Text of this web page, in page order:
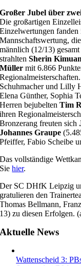
Großer Jubel über
Die großartigen
Einzelwertungen
Mannschaftswertung,
männlich (12/13)
strahltenSherin
Müller mit 6.866
Schuhmacher und Lilly
Elena Günther, Sophia
Herren bejubeltenTim
ihren
Bronzerang freuten sich
Johannes Graupe
Pfeiffer, Fabio Scheibe
Das vollständige
Siehier.
Der SC DHfK Leipzig
gratulieren den
Thomas Bellmann,
13) zu diesen Erfolgen.
Aktuelle News
Wattenscheid 3: